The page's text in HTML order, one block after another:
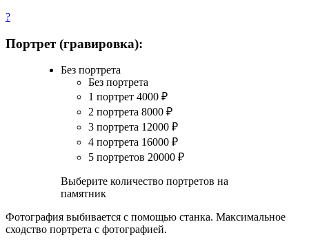
?
Портрет (гравировка):
Без портрета
Без портрета
1 портрет 4000 ₽
2 портрета 8000 ₽
3 портрета 12000 ₽
4 портрета 16000 ₽
5 портретов 20000 ₽
Выберите количество портретов на
памятник
Фотография выбивается с помощью станка. Максимальное
сходство портрета с фотографией.